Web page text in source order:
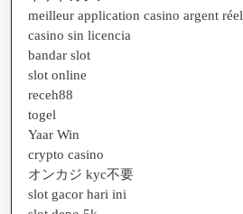
meilleur application casino argent réel
casino sin licencia
bandar slot
slot online
receh88
togel
Yaar Win
crypto casino
オンカジ kyc不要
slot gacor hari ini